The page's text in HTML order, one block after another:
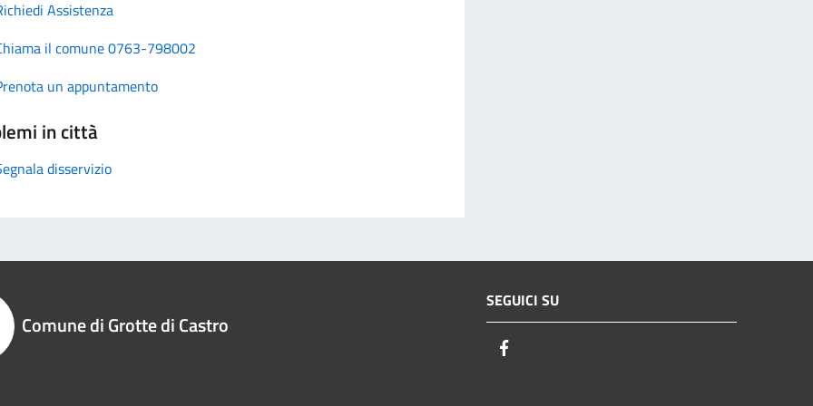
Assistenza
il comune 0763-798002
un appuntamento
in città
disservizio
Comune di Grotte di Castro
SEGUICI SU